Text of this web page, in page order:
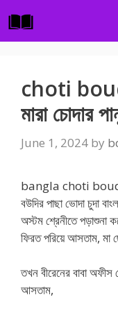
to
content
choti
মারা চোদার
June 1, 2024 by
bangla choti boudi
বউদির পাছা ভোদা চুদা
অস্টম শ্রেনীতে পড়াশুনা
ফিরত পরিয়ে আসতাম, মা
তখন বীরেনের বাবা
আসতাম,